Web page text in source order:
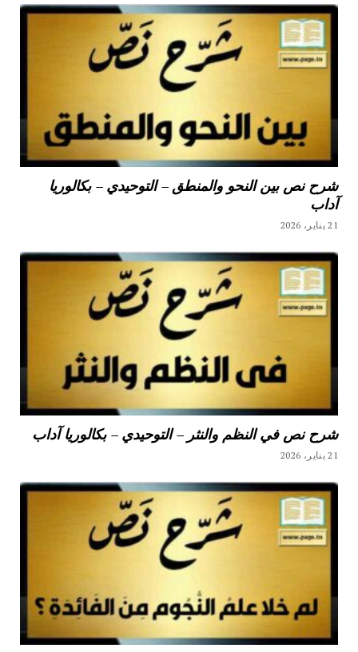
شرح نص بين النحو والمنطق – التوحيدي – بكالوريا
آداب
21 يناير، 2026
شرح نص في النظم والنثر – التوحيدي – بكالوريا آداب
21 يناير، 2026